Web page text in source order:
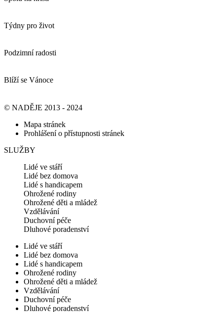
Týdny pro život
Podzimní radosti
Blíží se Vánoce
© NADĚJE 2013 - 2024
Mapa stránek
Prohlášení o přístupnosti stránek
SLUŽBY
Lidé ve stáří
Lidé bez domova
Lidé s handicapem
Ohrožené rodiny
Ohrožené děti a mládež
Vzdělávání
Duchovní péče
Dluhové poradenství
Lidé ve stáří
Lidé bez domova
Lidé s handicapem
Ohrožené rodiny
Ohrožené děti a mládež
Vzdělávání
Duchovní péče
Dluhové poradenství